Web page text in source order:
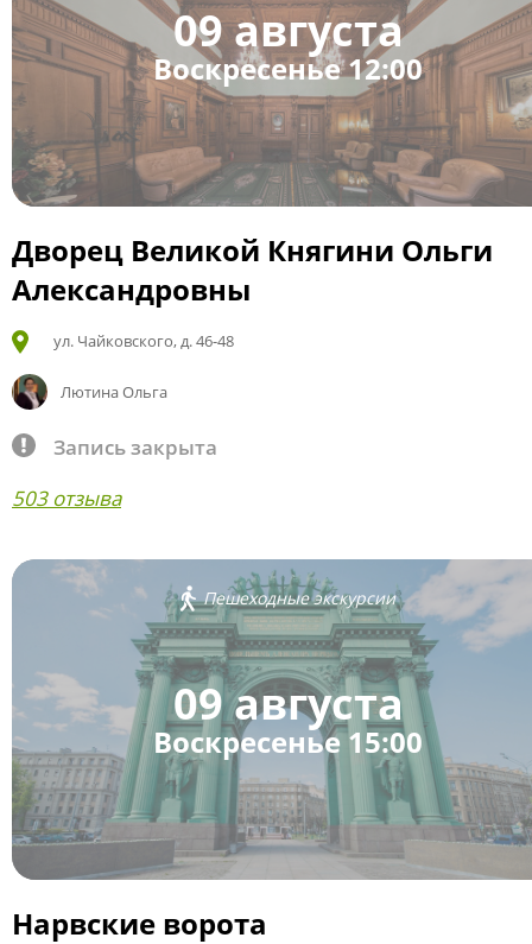
09 августа
Воскресенье 12:00
Дворец Великой Княгини Ольги
Александровны
ул. Чайковского, д. 46-48
Лютина Ольга
Запись закрыта
503 отзыва
Пешеходные экскурсии
09 августа
Воскресенье 15:00
Нарвские ворота